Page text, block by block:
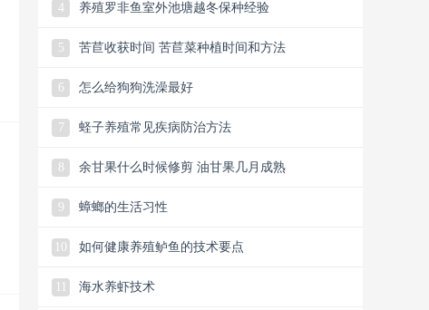
4
养殖罗非鱼室外池塘越冬保种经验
5 苦苣收获时间 苦苣菜种植时间和方法
6 怎么给狗狗洗澡最好
7 蛏子养殖常见疾病防治方法
8 余甘果什么时候修剪 油甘果几月成熟
9 蟑螂的生活习性
10 如何健康养殖鲈鱼的技术要点
海水养虾技术